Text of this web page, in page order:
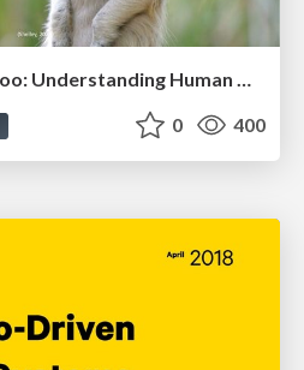
The Organizational Zoo: Understanding Human Behavior Agility Through Metaphoric Constructive Conversations (based on the works of Arthur Shelley, Ph.D)
0 400